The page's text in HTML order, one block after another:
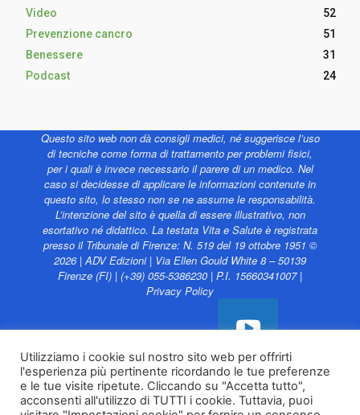
Video
52
Prevenzione cancro
51
Benessere
31
Podcast
24
Questo sito web non dà consigli medici, né suggerisce l’uso
di tecniche come forma di trattamento per problemi fisici,
per i quali è invece necessario il parere di un medico. Nel
caso si decidesse di applicare le informazioni contenute in
questo sito, lo stesso non se ne assume le responsabilità.
L’intenzione del sito è quella di essere illustrativo, non
esortativo né didattico. La testata Vita e Salute è registrata
presso il Tribunale di Firenze: N. 519 del 19 ottobre 1951 ©
2026 | ADV Edizioni | Via Ellen Gould White 8 – 50139
Firenze (FI) | (+39) 055-5386230 | P.I. 15660341007 |
Privacy Policy
Vita e Salute web è
sostenuto da
Utilizziamo i cookie sul nostro sito web per offrirti
l'esperienza più pertinente ricordando le tue preferenze
e le tue visite ripetute. Cliccando su "Accetta tutto",
acconsenti all'utilizzo di TUTTI i cookie. Tuttavia, puoi